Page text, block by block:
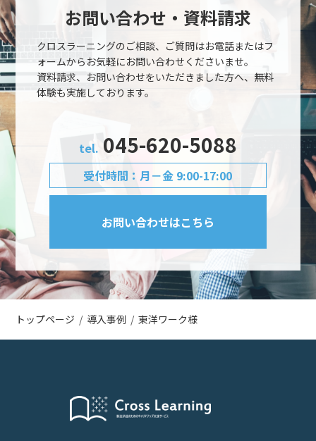
お問い合わせ・資料請求
クロスラーニングのご相談、ご質問はお電話またはフ
ォームから お気軽にお問い合わせくださいませ。
資料請求、お問い合わせをいただきました方へ、 無料
体験も実施しております。
tel. 045-620-5088
受付時間：月－金 9:00-17:00
お問い合わせはこちら
トップページ 導入事例 東洋ワーク様